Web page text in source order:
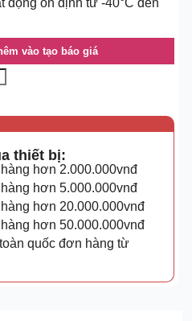
động ổn định từ -40°C đến
vào tạo báo giá
thiết bị:
hơn 2.000.000vnđ
hơn 5.000.000vnđ
hơn 20.000.000vnđ
hơn 50.000.000vnđ
quốc đơn hàng từ